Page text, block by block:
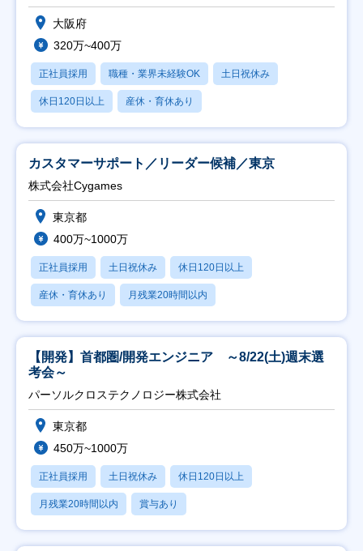
大阪府
320万~400万
正社員採用 職種・業界未経験OK 土日祝休み
休日120日以上 産休・育休あり
カスタマーサポート／リーダー候補／東京
株式会社Cygames
東京都
400万~1000万
正社員採用 土日祝休み 休日120日以上
産休・育休あり 月残業20時間以内
【開発】首都圏/開発エンジニア ～8/22(土)週末選
考会～
パーソルクロステクノロジー株式会社
東京都
450万~1000万
正社員採用 土日祝休み 休日120日以上
月残業20時間以内 賞与あり